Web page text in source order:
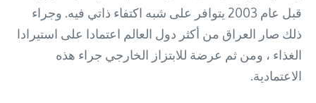
قبل عام 2003 يتوافر على شبه اكتفاء ذاتي فيه. وجراء
ذلك صار العراق من أكثر دول العالم اعتمادا على استيرادا
الغذاء ، ومن ثم عرضة للابتزاز الخارجي جراء هذه
الاعتمادية.